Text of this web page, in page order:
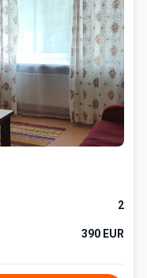
2
390 EUR